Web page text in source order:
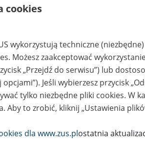
możesz
masz
masz
Jeśli jesteś
możesz
możesz
cookies
wykorzystują techniczne
Możesz zaakceptować
„Przejdź do serwisu”) lub
opcjami”). Jeśli wybierzesz przycisk
tylko niezbędne pliki cookies. W
Aby to zrobić, kliknij „Ustawienia
dla www.zus.plostatnia